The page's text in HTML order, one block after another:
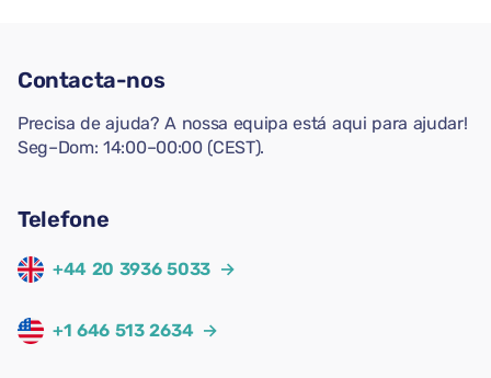
Contacta-nos
Precisa de ajuda? A nossa equipa está aqui para ajudar!
Seg–Dom: 14:00–00:00 (CEST).
Telefone
+44 20 3936 5033 →
+1 646 513 2634 →